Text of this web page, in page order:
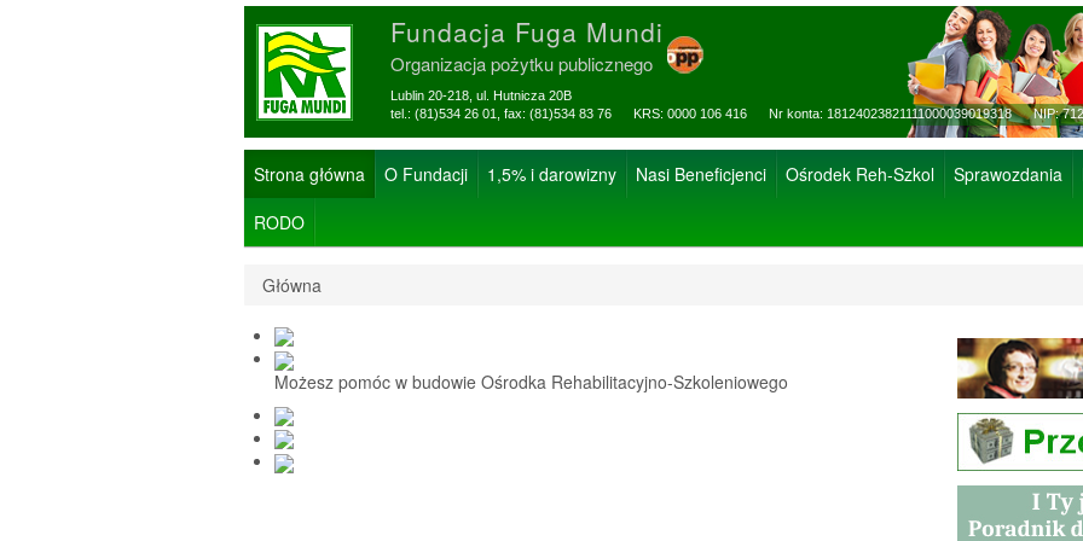
Fundacja Fuga Mundi
Organizacja pożytku publicznego
Lublin 20-218, ul. Hutnicza 20B
tel.: (81)534 26 01, fax: (81)534 83 76 KRS: 0000 106 416 Nr konta: 18124023821111000039019318 NIP:
Strona główna O Fundacji 1,5% i darowizny Nasi Beneficjenci Ośrodek Reh-Szkol Sprawozdania
RODO
Główna
Możesz pomóc w budowie Ośrodka Rehabilitacyjno-Szkoleniowego